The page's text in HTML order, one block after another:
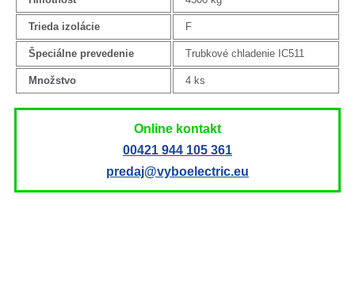
Trieda izolácie F
Špeciálne prevedenie Trubkové chladenie IC511
Množstvo 4 ks
Online kontakt
00421 944 105 361
predaj@vyboelectric.eu